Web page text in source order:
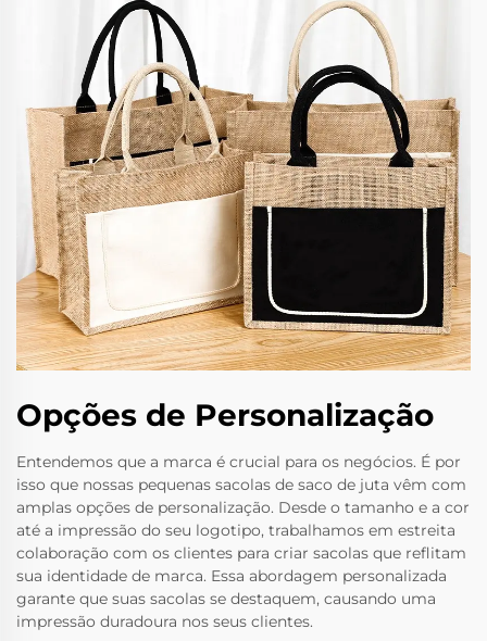
Opções de Personalização
Entendemos que a marca é crucial para os negócios. É por
isso que nossas pequenas sacolas de saco de juta vêm com
amplas opções de personalização. Desde o tamanho e a cor
até a impressão do seu logotipo, trabalhamos em estreita
colaboração com os clientes para criar sacolas que reflitam
sua identidade de marca. Essa abordagem personalizada
garante que suas sacolas se destaquem, causando uma
impressão duradoura nos seus clientes.